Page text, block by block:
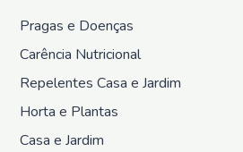
Pragas e Doenças
Carência Nutricional
Repelentes Casa e Jardim
Horta e Plantas
Casa e Jardim